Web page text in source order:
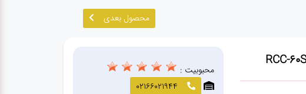
محصول بعدی
محبوبیت :
02166021944